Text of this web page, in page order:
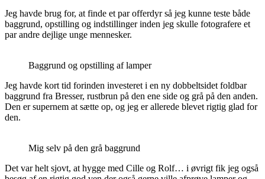
Jeg havde brug for, at finde et par offerdyr så jeg kunne teste både
baggrund, opstilling og indstillinger inden jeg skulle fotografere et
par andre dejlige unge mennesker.
Baggrund og opstilling af lamper
Jeg havde kort tid forinden investeret i en ny dobbeltsidet foldbar
baggrund fra Bresser, rustbrun på den ene side og grå på den anden.
Den er supernem at sætte op, og jeg er allerede blevet rigtig glad for
den.
Mig selv på den grå baggrund
Det var helt sjovt, at hygge med Cille og Rolf… i øvrigt fik jeg også